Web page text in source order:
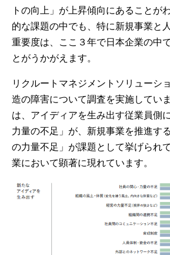
トの向上」が上昇傾向にあることが
的な課題の中でも、特に新規事業と
重要度は、ここ３年で日本企業の中
とがうかがえます。
リクルートマネジメントソリューシ
造の障害について調査を実施してい
は、アイディアを生み出す従業員側
力量の不足」が、新規事業を推進す
の力量不足」が課題として挙げられ
業において顕著に現れています。